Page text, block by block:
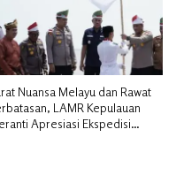
Nuansa Melayu dan Rawat
LAMR Kepulauan
Apresiasi Ekspedisi